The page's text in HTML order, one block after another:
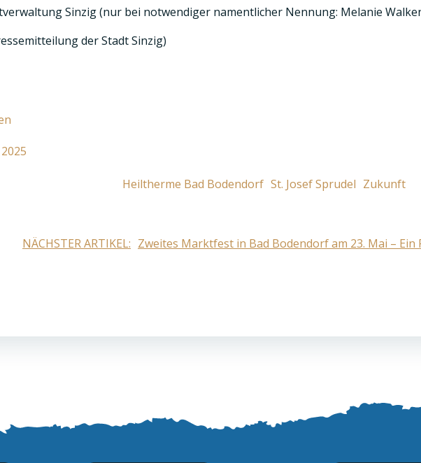
Sinzig (nur bei notwendiger namentlicher Nennung: Melanie
der Stadt Sinzig)
Heiltherme Bad Bodendorf St. Josef Sprudel Zukunft
NÄCHSTER ARTIKEL: Zweites Marktfest in Bad Bodendorf am 23. Mai – Ein